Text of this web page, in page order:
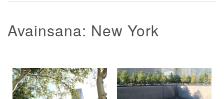
Avainsana: New York
Artikkelien
selaus